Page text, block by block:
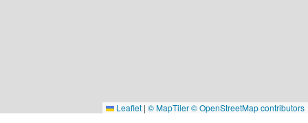
Leaflet | © MapTiler© OpenStreetMap contributors